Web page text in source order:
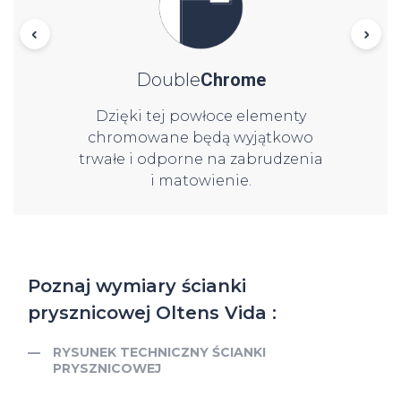
Clean
DoubleChrome
Dzięki tej powłoce elementy
chromowane będą wyjątkowo
trwałe i odporne na zabrudzenia
i matowienie.
Poznaj wymiary ścianki
prysznicowej Oltens Vida :
RYSUNEK TECHNICZNY ŚCIANKI
PRYSZNICOWEJ